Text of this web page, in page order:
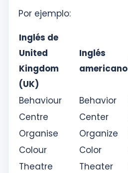
Por ejemplo:
Inglés de
United
Kingdom
(UK)
Inglés
americano
Behaviour Behavior
Centre
Center
Organise
Organize
Colour
Color
Theatre
Theater